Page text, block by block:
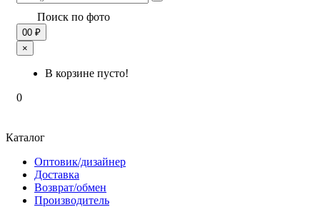
Поиск по фото
00 ₽
×
В корзине пусто!
0
Каталог
Оптовик/дизайнер
Доставка
Возврат/обмен
Производитель